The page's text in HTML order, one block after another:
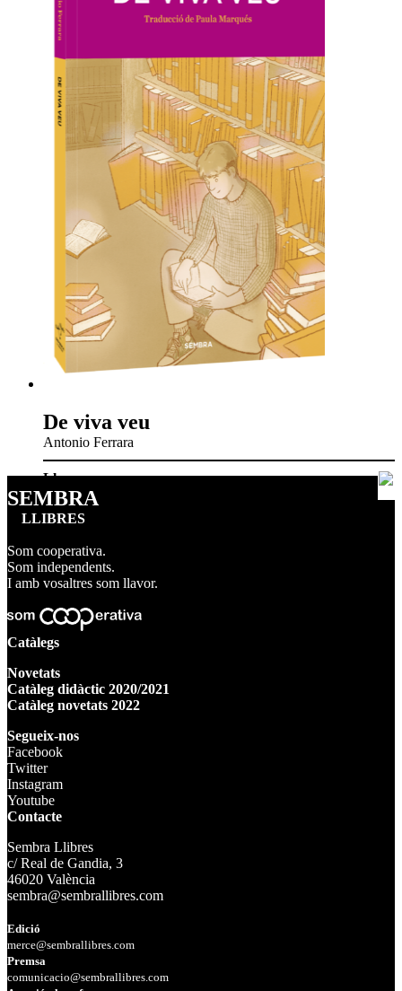
De viva veu
Antonio Ferrara
Llavors
SEMBRA
LLIBRES
Som cooperativa.
Som independents.
I amb vosaltres som llavor.
Catàlegs
Novetats
Catàleg didàctic 2020/2021
Catàleg novetats 2022
Segueix-nos
Facebook
Twitter
Instagram
Youtube
Contacte
Sembra Llibres
c/ Real de Gandia, 3
46020 València
sembra@sembrallibres.com
Edició
merce@sembrallibres.com
Premsa
comunicacio@sembrallibres.com